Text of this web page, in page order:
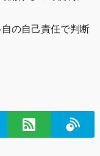
の自己責任で判断